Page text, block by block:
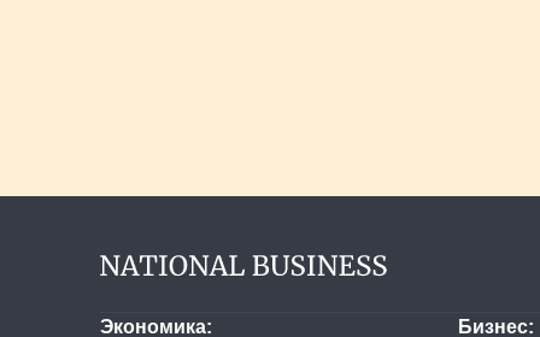
Экономика Бизнес